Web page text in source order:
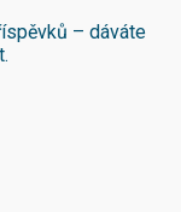
– dáváte